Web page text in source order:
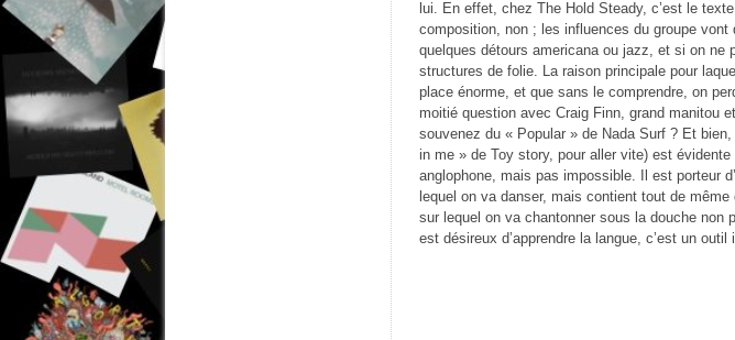
lui. En effet, chez The Hold Steady, c’est le
composition, non ; les influences du groupe
quelques détours americana ou jazz, et si on ne
structures de folie. La raison principale pour
place énorme, et que sans le comprendre, on
moitié question avec Craig Finn, grand manitou
souvenez du « Popular » de Nada Surf ? Et
in me » de Toy story, pour aller vite) est
anglophone, mais pas impossible. Il est porteur
lequel on va danser, mais contient tout de
sur lequel on va chantonner sous la douche
est désireux d’apprendre la langue, c’est un outil